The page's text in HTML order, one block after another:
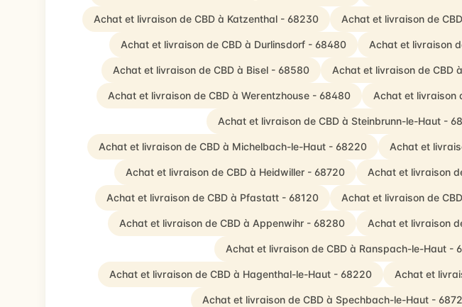
Achat et livraison de CBD à Katzenthal - 68230 Achat et livraison de
Achat et livraison de CBD à Durlinsdorf - 68480 Achat et livraison
Achat et livraison de CBD à Bisel - 68580 Achat et livraison de CBD
Achat et livraison de CBD à Werentzhouse - 68480 Achat et livraison
Achat et livraison de CBD à Steinbrunn-le-Haut -
Achat et livraison de CBD à Michelbach-le-Haut - 68220 Achat et
Achat et livraison de CBD à Heidwiller - 68720 Achat et livraison
Achat et livraison de CBD à Pfastatt - 68120 Achat et livraison de
Achat et livraison de CBD à Appenwihr - 68280 Achat et livraison
Achat et livraison de CBD à Ranspach-le-Haut -
Achat et livraison de CBD à Hagenthal-le-Haut - 68220 Achat et
Achat et livraison de CBD à Spechbach-le-Haut -